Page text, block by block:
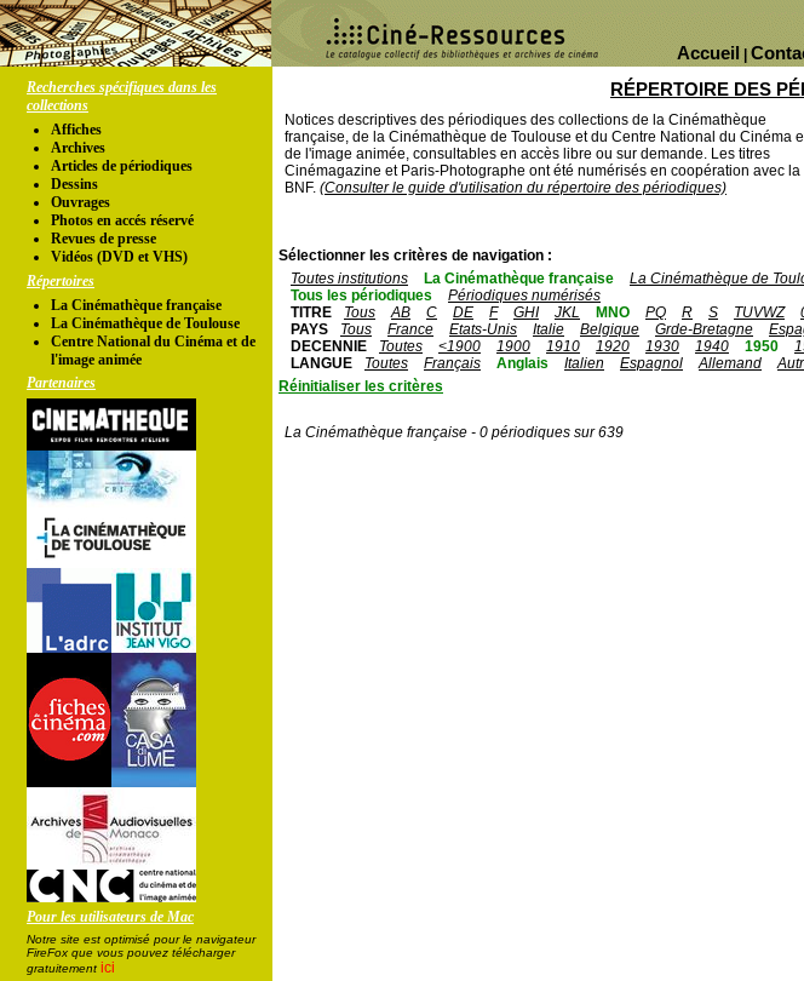
Accueil
Recherches spécifiques dans les
collections
Affiches
Archives
Articles de périodiques
Dessins
Ouvrages
Photos en accés réservé
Revues de presse
Vidéos (DVD et VHS)
Répertoires
La Cinémathèque française
La Cinémathèque de Toulouse
Centre National du Cinéma et de
l'image animée
Partenaires
Pour les utilisateurs de Mac
Notre site est optimisé pour le navigateur
FireFox que vous pouvez télécharger
gratuitement ici
RÉPERTOIRE DES
Notices descriptives des périodiques des collections de la Cinémathèque
française, de la Cinémathèque de Toulouse et du Centre National du Cinéma
de l'image animée, consultables en accès libre ou sur demande. Les titres
Cinémagazine et Paris-Photographe ont été numérisés en coopération avec la
BNF. (Consulter le guide d'utilisation du répertoire des périodiques)
Sélectionner les critères de navigation :
Toutes institutions
La Cinémathèque française La Cinémathèque de
Tous les périodiques
Périodiques numérisés
TITRE
Tous AB C DE F GHI JKL MNO PQ R S TUVWZ
PAYS
Tous France Etats-Unis Italie Belgique Grde-Bretagne
DECENNIE
Toutes <1900 1900 1910 1920 1930 1940 1950
LANGUE
Toutes Français Anglais Italien Espagnol Allemand
Réinitialiser les critères
La Cinémathèque française - 0 périodiques sur 639